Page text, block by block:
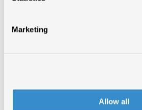
Marketing
Allow all
INDIETRO